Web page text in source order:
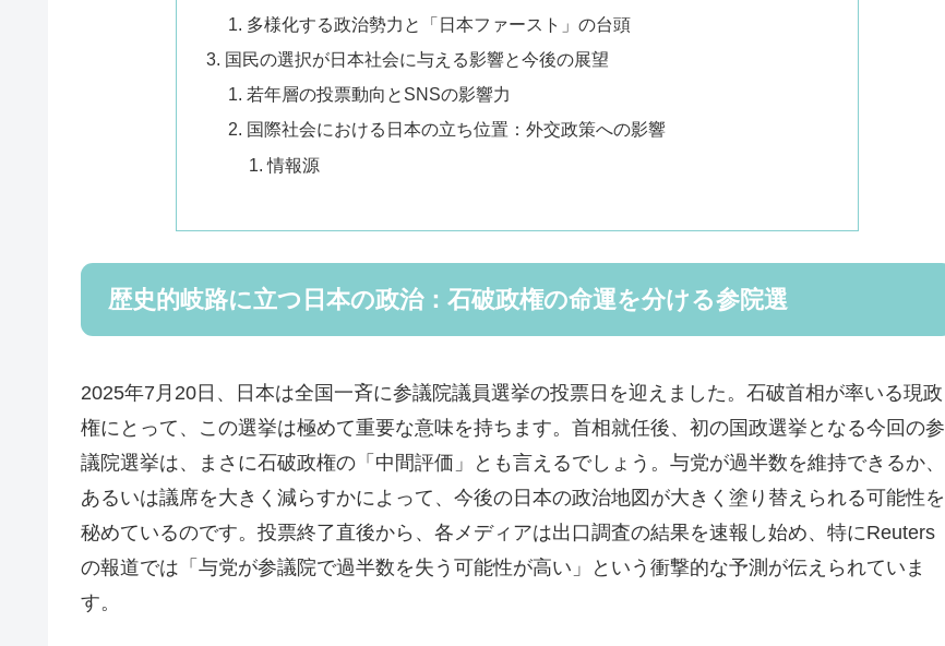
多様化する政治勢力と「日本ファースト」の台頭
国民の選択が日本社会に与える影響と今後の展望
若年層の投票動向とSNSの影響力
国際社会における日本の立ち位置：外交政策への影響
情報源
歴史的岐路に立つ日本の政治：石破政権の命運を分ける参院選
2025年7月20日、日本は全国一斉に参議院議員選挙の投票日を迎えました。石破首相が率いる現政
権にとって、この選挙は極めて重要な意味を持ちます。首相就任後、初の国政選挙となる今回の参
議院選挙は、まさに石破政権の「中間評価」とも言えるでしょう。与党が過半数を維持できるか、
あるいは議席を大きく減らすかによって、今後の日本の政治地図が大きく塗り替えられる可能性を
秘めているのです。投票終了直後から、各メディアは出口調査の結果を速報し始め、特にReuters
の報道では「与党が参議院で過半数を失う可能性が高い」という衝撃的な予測が伝えられていま
す。